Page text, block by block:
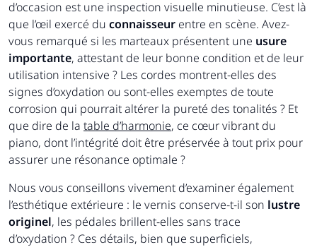
d’occasion est une inspection visuelle minutieuse. C’est là
que l’œil exercé du connaisseur entre en scène. Avez-
vous remarqué si les marteaux présentent une usure
importante, attestant de leur bonne condition et de leur
utilisation intensive ? Les cordes montrent-elles des
signes d’oxydation ou sont-elles exemptes de toute
corrosion qui pourrait altérer la pureté des tonalités ? Et
que dire de la table d’harmonie, ce cœur vibrant du
piano, dont l’intégrité doit être préservée à tout prix pour
assurer une résonance optimale ?
Nous vous conseillons vivement d’examiner également
l’esthétique extérieure : le vernis conserve-t-il son lustre
originel, les pédales brillent-elles sans trace
d’oxydation ? Ces détails, bien que superficiels,